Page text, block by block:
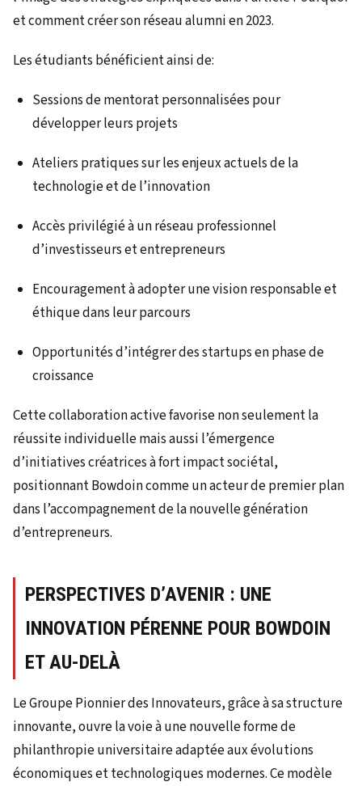
et comment créer son réseau alumni en 2023.
Les étudiants bénéficient ainsi de:
Sessions de mentorat personnalisées pour
développer leurs projets
Ateliers pratiques sur les enjeux actuels de la
technologie et de l’innovation
Accès privilégié à un réseau professionnel
d’investisseurs et entrepreneurs
Encouragement à adopter une vision responsable et
éthique dans leur parcours
Opportunités d’intégrer des startups en phase de
croissance
Cette collaboration active favorise non seulement la
réussite individuelle mais aussi l’émergence
d’initiatives créatrices à fort impact sociétal,
positionnant Bowdoin comme un acteur de premier plan
dans l’accompagnement de la nouvelle génération
d’entrepreneurs.
PERSPECTIVES D’AVENIR : UNE
INNOVATION PÉRENNE POUR BOWDOIN
ET AU-DELÀ
Le Groupe Pionnier des Innovateurs, grâce à sa structure
innovante, ouvre la voie à une nouvelle forme de
philanthropie universitaire adaptée aux évolutions
économiques et technologiques modernes. Ce modèle